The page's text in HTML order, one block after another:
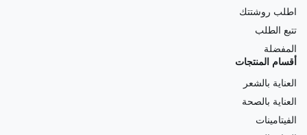
اطلب روشتتك
تتبع الطلب
المفضلة
أقسام المنتجات
العناية بالشعر
العناية بالصحة
الفيتامينات